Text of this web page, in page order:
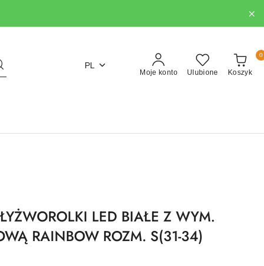
PL
Moje konto Ulubione Koszyk
0
LED BIAŁE Z WYM.
RAINBOW ROZM. S(31-34)